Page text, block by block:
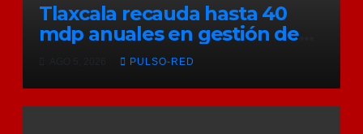
Tlaxcala recauda hasta 40
mdp anuales en gestión de
residuos: PAA
PULSO-RED